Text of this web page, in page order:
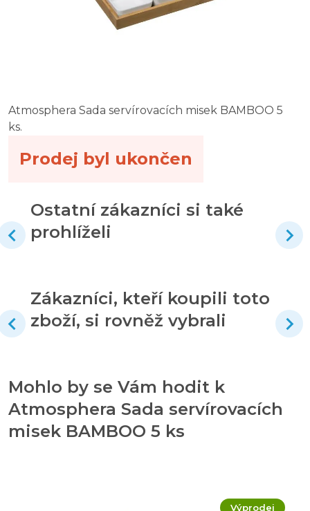
Atmosphera Sada servírovacích misek BAMBOO 5
ks.
Prodej byl ukončen
Ostatní zákazníci si také
prohlíželi
Zákazníci, kteří koupili toto
zboží, si rovněž vybrali
Mohlo by se Vám hodit k
Atmosphera Sada servírovacích
misek BAMBOO 5 ks
Výprodej